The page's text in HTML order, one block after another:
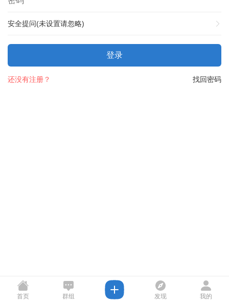
安全提问(未设置请忽略)
登录
找回密码
还没有注册？
首页 群组 发现 我的